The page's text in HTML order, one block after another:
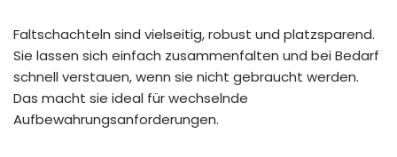
Faltschachteln sind vielseitig, robust und platzsparend.
Sie lassen sich einfach zusammenfalten und bei Bedarf
schnell verstauen, wenn sie nicht gebraucht werden.
Das macht sie ideal für wechselnde
Aufbewahrungsanforderungen.